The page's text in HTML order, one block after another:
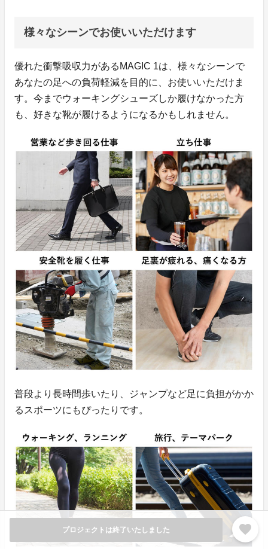
プロジェクトは終了いたしました favorite
様々なシーンでお使いいただけます
優れた衝撃吸収力があるMAGIC 1は、様々なシーンで
あなたの足への負荷軽減を目的に、お使いいただけま
す。今までウォーキングシューズしか履けなかった方
も、好きな靴が履けるようになるかもしれません。
普段より長時間歩いたり、ジャンプなど足に負担がかか
るスポーツにもぴったりです。